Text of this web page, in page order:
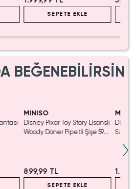
SEPETE EKLE
BEĞENEBİLİRSİN
MINISO
Disney Pixar Toy Story Lisanslı
Woody Döner Pipetli Şişe 590
899,99 TL
SEPETE EKLE